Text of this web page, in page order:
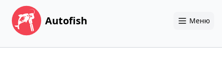
Autofish Меню